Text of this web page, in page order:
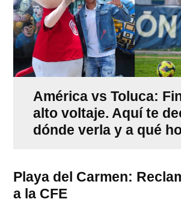
América vs Toluca:
alto voltaje. Aquí te
dónde verla y a qué
Playa del Carmen:
a la CFE